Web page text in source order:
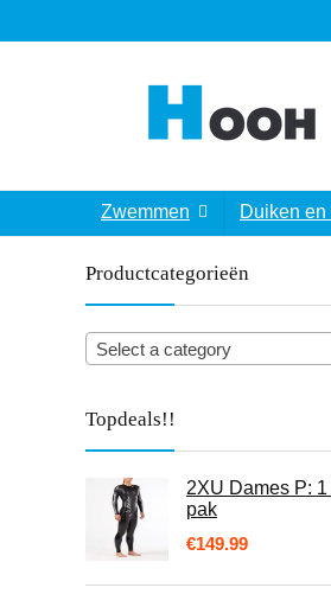
Zwemmen Duiken
Productcategorieën
Select a category
Topdeals!!
2XU Dames P:
pak
€149.99